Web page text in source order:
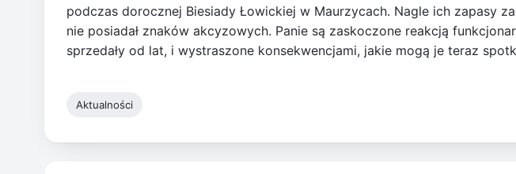
podczas dorocznej Biesiady Łowickiej w Maurzycach. Nagle ich zapasy
nie posiadał znaków akcyzowych. Panie są zaskoczone reakcją
sprzedały od lat, i wystraszone konsekwencjami, jakie mogą je teraz
Aktualności